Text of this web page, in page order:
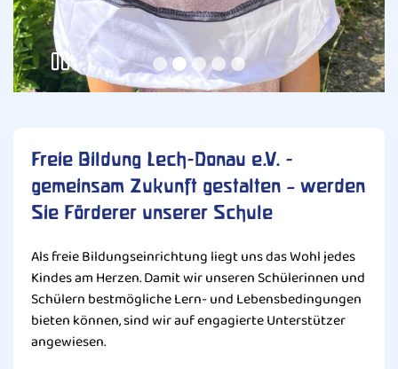
Freie Bildung Lech-Donau e.V. -
gemeinsam Zukunft gestalten – werden
Sie Förderer unserer Schule
Als freie Bildungseinrichtung liegt uns das Wohl jedes
Kindes am Herzen. Damit wir unseren Schülerinnen und
Schülern bestmögliche Lern- und Lebensbedingungen
bieten können, sind wir auf engagierte Unterstützer
angewiesen.